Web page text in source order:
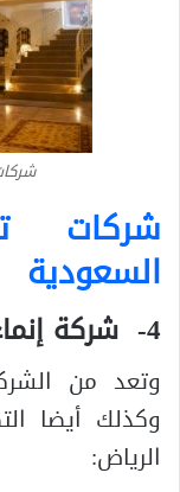
شركات
السعودية
4- شركة إنماء بالرياض:
وتعد من
وكذلك أيضا
الرياض: